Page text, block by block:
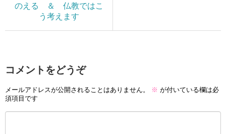
のえる ＆ 仏教ではこ
う考えます
コメントをどうぞ
メールアドレスが公開されることはありません。 ※ が付いている欄は必
須項目です